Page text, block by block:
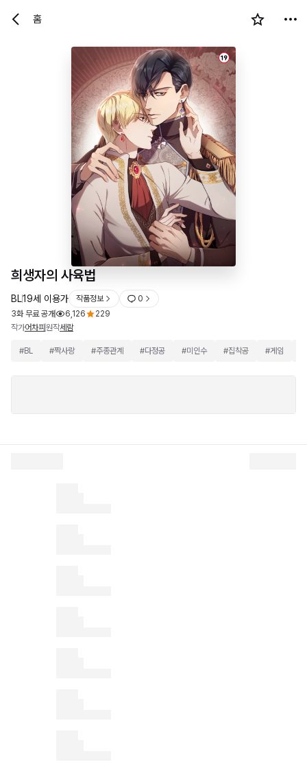
홈
희생자의 사육법
BL19세 이용가 작품정보
0
3화 무료 공개
6,126
229
작가어차피 원작세람
#BL #짝사랑 #주종관계 #다정공 #미인수 #집착공 #게임